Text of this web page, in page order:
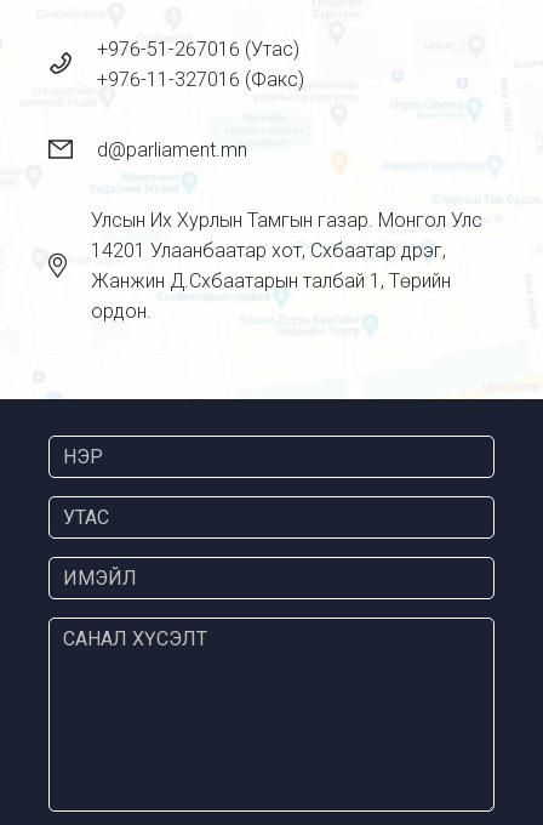
+976-51-267016 (Утас)
+976-11-327016 (Факс)
d@parliament.mn
Улсын Их Хурлын Тамгын газар. Монгол Улс
14201 Улаанбаатар хот, Сүхбаатар дүүрэг,
Жанжин Д.Сүхбаатарын талбай 1, Төрийн
ордон.